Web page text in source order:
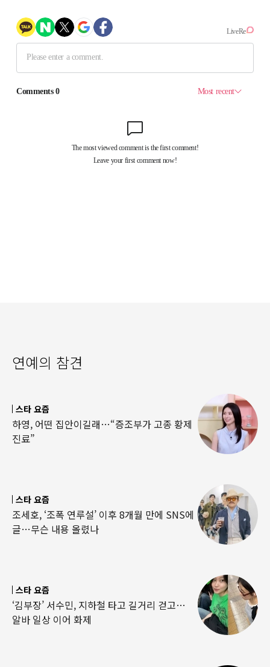
연예의 참견
스타 요즘
하영, 어떤 집안이길래…“증조부가 고종 황제
진료”
스타 요즘
조세호, ‘조폭 연루설’ 이후 8개월 만에 SNS에
글…무슨 내용 올렸나
스타 요즘
‘김부장’ 서수민, 지하철 타고 길거리 걷고…
알바 일상 이어 화제